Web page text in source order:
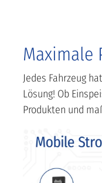
Maximale
Jedes Fahrzeug
Lösung! Ob
Produkten und